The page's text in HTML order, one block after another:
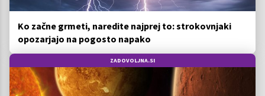
Ko začne grmeti, naredite najprej to: strokovnjaki
opozarjajo na pogosto napako
ZADOVOLJNA.SI